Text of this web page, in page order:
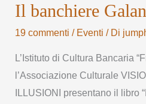
Il banchiere
19 commenti / Eventi / Di
L’Istituto di Cultura Bancaria
l’Associazione Culturale
ILLUSIONI presentano il libro